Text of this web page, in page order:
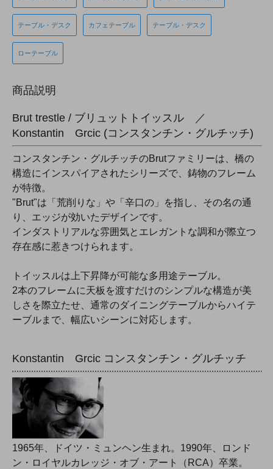
テーブル・デスク カフェテーブル テーブル・デスク
ローテーブル
商品説明
Brut trestle / ブリュットトイッスル ／
Konstantin Grcic (コンスタンチン・グルチッチ)
コンスタンチン・グルチッチのBrutファミリーは、橋の
構造にインスパイアされたシリーズで、鋳物のフレーム
が特徴。
"Brut"は「荒削りな」や「辛口の」を指し、その名の通
り、エッジが効いたデザインです。
インダストリアルな雰囲気とエレガントな調和が際立つ
存在感に惹きつけられます。
トイッスルは上下昇降が可能な多用途テーブル。
2本のフレームに天板を渡すだけのシンプルな構造が美
しさを際立たせ、通常のダイニングテーブルからハイテ
ーブルまで、幅広いシーンに対応します。
Konstantin Grcic コンスタンチン・グルチッチ
1965年、ドイツ・ミュンヘン生まれ。1990年、ロンド
ン・ロイヤルカレッジ・オブ・アート（RCA）卒業。